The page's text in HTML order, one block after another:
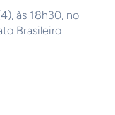
às 18h30, no
Brasileiro